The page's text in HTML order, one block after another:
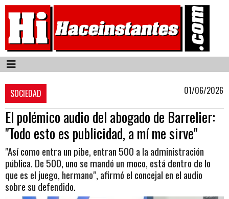
SOCIEDAD 01/06/2026
El polémico audio del abogado de Barrelier:
"Todo esto es publicidad, a mí me sirve"
"Así como entra un pibe, entran 500 a la administración
pública. De 500, uno se mandó un moco, está dentro de lo
que es el juego, hermano", afirmó el concejal en el audio
sobre su defendido.